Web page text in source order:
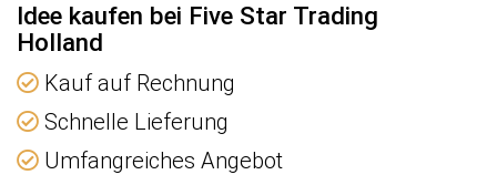
Idee kaufen bei Five Star Trading
Holland
Kauf auf Rechnung
Schnelle Lieferung
Umfangreiches Angebot